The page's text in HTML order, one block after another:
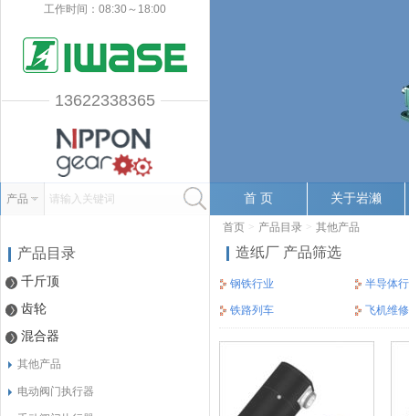
工作时间：08:30～18:00
13622338365
请输入关键词
产品 首 页 关于岩濑
产品目录
千斤顶
齿轮
混合器
其他产品
电动阀门执行器
首页 > 产品目录 > 其他产品
造纸厂 产品筛选
钢铁行业 半导体
铁路列车 飞机维修